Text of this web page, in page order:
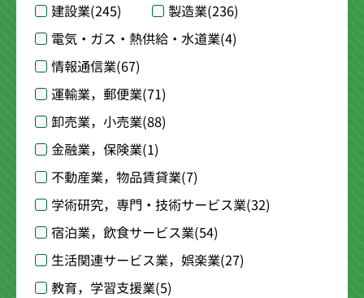
建設業(245) 製造業(236)
電気・ガス・熱供給・水道業(4)
情報通信業(67)
運輸業，郵便業(71)
卸売業，小売業(88)
金融業，保険業(1)
不動産業，物品賃貸業(7)
学術研究，専門・技術サービス業(32)
宿泊業，飲食サービス業(54)
生活関連サービス業，娯楽業(27)
教育，学習支援業(5)